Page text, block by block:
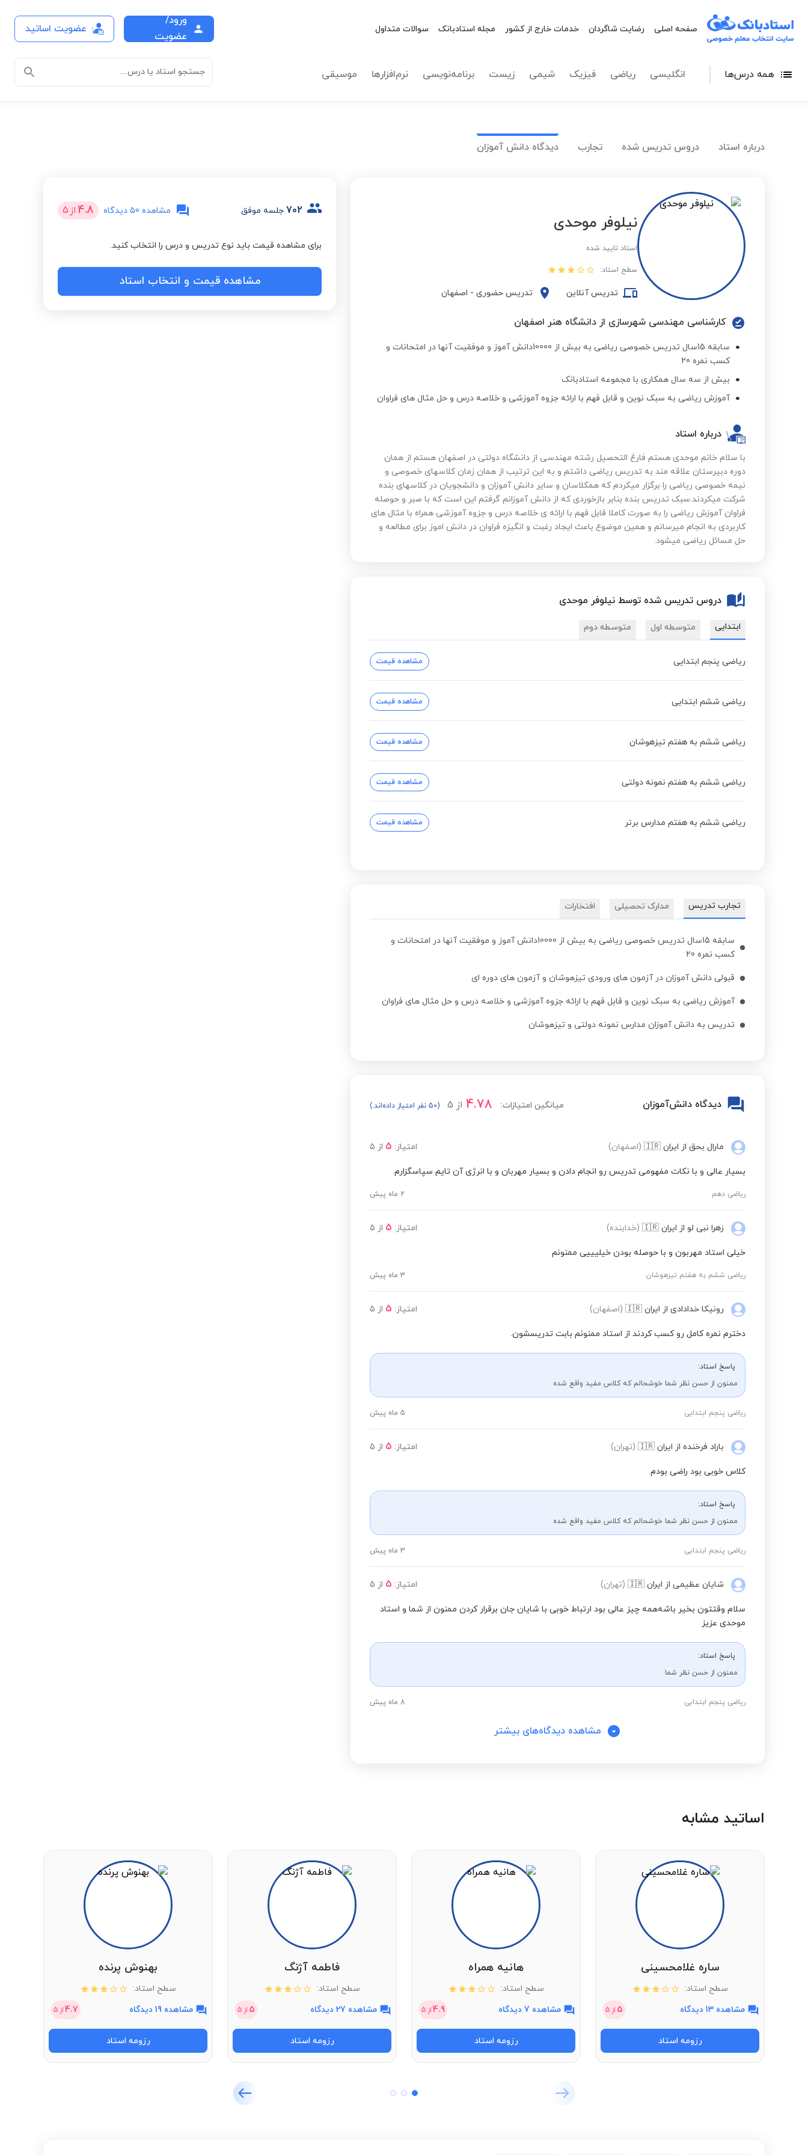
صفحه اصلی رضایت شاگردان خدمات خارج از کشور مجله استادبانک سوالات متداول
ورود/
عضویت
عضویت اساتید
همه درس‌ها انگلیسی ریاضی فیزیک شیمی زیست برنامه‌نویسی نرم‌افزارها موسیقی جستجو استاد یا درس...
درباره استاد دروس تدریس شده تجارب دیدگاه دانش آموزان
نیلوفر موحدی
استاد تایید شده
سطح استاد:
تدریس آنلاین تدریس حضوری - اصفهان
کارشناسی مهندسی شهرسازی از دانشگاه هنر اصفهان
سابقه 15سال تدریس خصوصی ریاضی به بیش از 10000دانش آموز و موفقیت آنها در امتحانات و
کسب نمره 20
بیش از سه سال همکاری با مجموعه استادبانک
آموزش ریاضی به سبک نوین و قابل فهم با ارائه جزوه آموزشی و خلاصه درس و حل مثال های فراوان
درباره استاد
با سلام خانم موحدی هستم فارغ التحصیل رشته مهندسی از دانشگاه دولتی در اصفهان هستم از همان
دوره دبیرستان علاقه مند به تدریس ریاضی داشتم و به این ترتیب از همان زمان کلاسهای خصوصی و
نیمه خصوصی ریاضی را برگزار میکردم که همکلاسان و سایر دانش آموزان و دانشجویان در کلاسهای بنده
شرکت میکردند.سبک تدریس بنده بنابر بازخوردی که از دانش آموزانم گرفتم این است که با صبر و حوصله
فراوان آموزش ریاضی را به صورت کاملا قابل فهم با ارائه ی خلاصه درس و جزوه آموزشی همراه با مثال های
کاربردی به انجام میرسانم و همین موضوع باعث ایجاد رغبت و انگیزه فراوان در دانش اموز برای مطالعه و
حل مسائل ریاضی میشود.
دروس تدریس شده توسط نیلوفر موحدی
ابتدایی متوسطه اول متوسطه دوم
ریاضی پنجم ابتدایی مشاهده قیمت
ریاضی ششم ابتدایی مشاهده قیمت
ریاضی ششم به هفتم تیزهوشان مشاهده قیمت
ریاضی ششم به هفتم نمونه دولتی مشاهده قیمت
ریاضی ششم به هفتم مدارس برتر مشاهده قیمت
تجارب تدریس مدارک تحصیلی افتخارات
سابقه 15سال تدریس خصوصی ریاضی به بیش از 10000دانش آموز و موفقیت آنها در امتحانات و
کسب نمره 20
قبولی دانش آموزان در آزمون های ورودی تیزهوشان و آزمون های دوره ای
آموزش ریاضی به سبک نوین و قابل فهم با ارائه جزوه آموزشی و خلاصه درس و حل مثال های فراوان
تدریس به دانش آموزان مدارس نمونه دولتی و تیزهوشان
دیدگاه دانش‌آموزان میانگین امتیازات: 4.78 از 5 (50 نفر امتیاز داده‌اند.)
مارال بحق از ایران 🇮🇷 (اصفهان) امتیاز: 5 از 5
بسیار عالی و با نکات مفهومی تدریس رو انجام دادن و بسیار مهربان و با انرژی آن تایم سپاسگزارم
ریاضی دهم 2 ماه پیش
زهرا نبی لو از ایران 🇮🇷 (خدابنده) امتیاز: 5 از 5
خیلی استاد مهربون و با حوصله بودن خیلیییی ممنونم
ریاضی ششم به هفتم تیزهوشان 3 ماه پیش
رونیکا خدادادی از ایران 🇮🇷 (اصفهان) امتیاز: 5 از 5
دخترم نمره کامل رو کسب کردند از استاد ممنونم بابت تدریسشون.
پاسخ استاد:
ممنون از حسن نظر شما خوشحالم که کلاس مفید واقع شده
ریاضی پنجم ابتدایی 5 ماه پیش
باراد فرخنده از ایران 🇮🇷 (تهران) امتیاز: 5 از 5
کلاس خوبی بود راضی بودم
پاسخ استاد:
ممنون از حسن نظر شما خوشحالم که کلاس مفید واقع شده
ریاضی پنجم ابتدایی 3 ماه پیش
شایان عظیمی از ایران 🇮🇷 (تهران) امتیاز: 5 از 5
سلام وقتتون بخیر باشه‌همه چیز‌ عالی بود ارتباط خوبی با شایان جان برقرار کردن ممنون از شما و استاد
موحدی عزیز️
پاسخ استاد:
ممنون از حسن نظر شما
ریاضی پنجم ابتدایی 8 ماه پیش
مشاهده دیدگاه‌های بیشتر
702 جلسه موفق مشاهده 50 دیدگاه 4.8 از 5
برای مشاهده قیمت باید نوع تدریس و درس را انتخاب کنید.
مشاهده قیمت و انتخاب استاد
اساتید مشابه
ساره غلامحسینی
سطح استاد:
مشاهده 13 دیدگاه
5 از 5
رزومه استاد
هانیه همراه
سطح استاد:
مشاهده 7 دیدگاه
4.9از 5
رزومه استاد
فاطمه آژنگ
سطح استاد:
مشاهده 27 دیدگاه
5 از 5
رزومه استاد
بهنوش پرنده
سطح استاد:
مشاهده 19 دیدگاه
4.7از 5
رزومه استاد